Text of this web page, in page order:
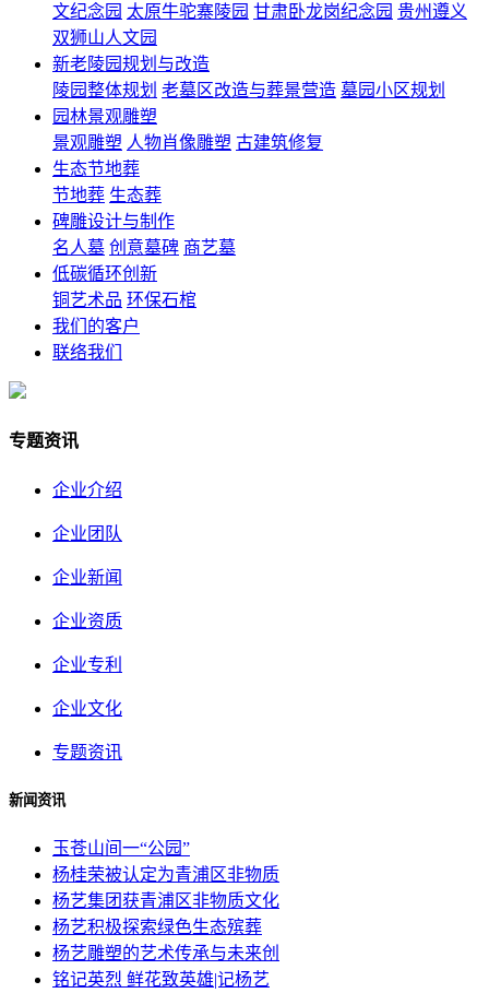
文纪念园 太原牛驼寨陵园 甘肃卧龙岗纪念园 贵州遵义
双狮山人文园
新老陵园规划与改造
陵园整体规划 老墓区改造与葬景营造 墓园小区规划
园林景观雕塑
景观雕塑 人物肖像雕塑 古建筑修复
生态节地葬
节地葬 生态葬
碑雕设计与制作
名人墓 创意墓碑 商艺墓
低碳循环创新
铜艺术品 环保石棺
我们的客户
联络我们
专题资讯
企业介绍
企业团队
企业新闻
企业资质
企业专利
企业文化
专题资讯
新闻资讯
玉苍山间一“公园”
杨桂荣被认定为青浦区非物质
杨艺集团获青浦区非物质文化
杨艺积极探索绿色生态殡葬
杨艺雕塑的艺术传承与未来创
铭记英烈 鲜花致英雄|记杨艺